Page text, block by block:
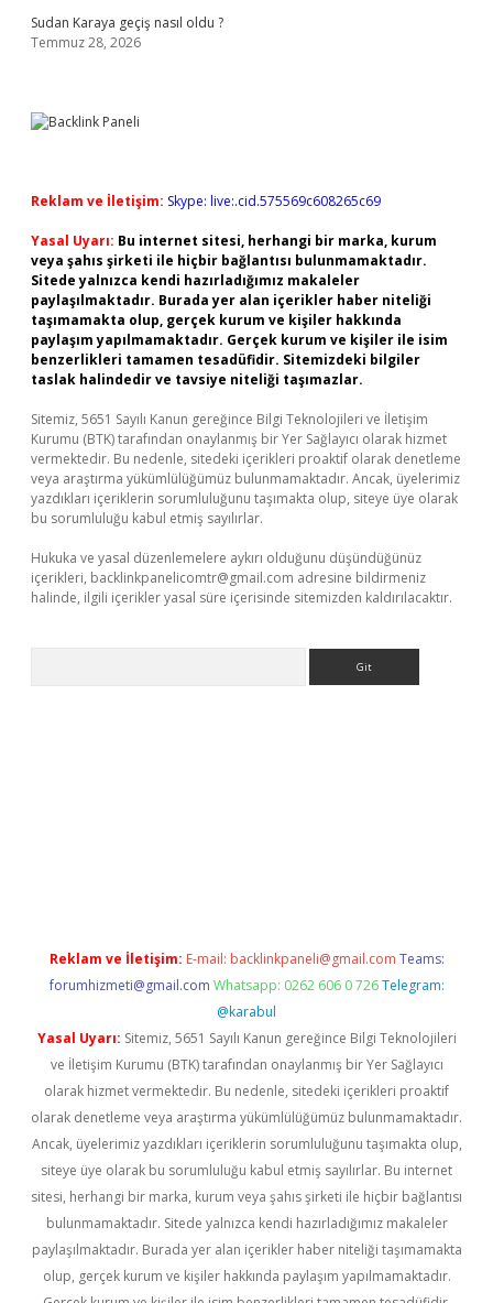
Sudan Karaya geçiş nasıl oldu ?
Temmuz 28, 2026
Reklam ve İletişim: Skype: live:.cid.575569c608265c69
Yasal Uyarı: Bu internet sitesi, herhangi bir marka, kurum
veya şahıs şirketi ile hiçbir bağlantısı bulunmamaktadır.
Sitede yalnızca kendi hazırladığımız makaleler
paylaşılmaktadır. Burada yer alan içerikler haber niteliği
taşımamakta olup, gerçek kurum ve kişiler hakkında
paylaşım yapılmamaktadır. Gerçek kurum ve kişiler ile isim
benzerlikleri tamamen tesadüfidir. Sitemizdeki bilgiler
taslak halindedir ve tavsiye niteliği taşımazlar.
Sitemiz, 5651 Sayılı Kanun gereğince Bilgi Teknolojileri ve İletişim
Kurumu (BTK) tarafından onaylanmış bir Yer Sağlayıcı olarak hizmet
vermektedir. Bu nedenle, sitedeki içerikleri proaktif olarak denetleme
veya araştırma yükümlülüğümüz bulunmamaktadır. Ancak, üyelerimiz
yazdıkları içeriklerin sorumluluğunu taşımakta olup, siteye üye olarak
bu sorumluluğu kabul etmiş sayılırlar.
Hukuka ve yasal düzenlemelere aykırı olduğunu düşündüğünüz
içerikleri, backlinkpanelicomtr@gmail.com adresine bildirmeniz
halinde, ilgili içerikler yasal süre içerisinde sitemizden kaldırılacaktır.
Reklam ve İletişim: E-mail: backlinkpaneli@gmail.com Teams:
forumhizmeti@gmail.com Whatsapp: 0262 606 0 726 Telegram:
@karabul
Yasal Uyarı: Sitemiz, 5651 Sayılı Kanun gereğince Bilgi Teknolojileri
ve İletişim Kurumu (BTK) tarafından onaylanmış bir Yer Sağlayıcı
olarak hizmet vermektedir. Bu nedenle, sitedeki içerikleri proaktif
olarak denetleme veya araştırma yükümlülüğümüz bulunmamaktadır.
Ancak, üyelerimiz yazdıkları içeriklerin sorumluluğunu taşımakta olup,
siteye üye olarak bu sorumluluğu kabul etmiş sayılırlar. Bu internet
sitesi, herhangi bir marka, kurum veya şahıs şirketi ile hiçbir bağlantısı
bulunmamaktadır. Sitede yalnızca kendi hazırladığımız makaleler
paylaşılmaktadır. Burada yer alan içerikler haber niteliği taşımamakta
olup, gerçek kurum ve kişiler hakkında paylaşım yapılmamaktadır.